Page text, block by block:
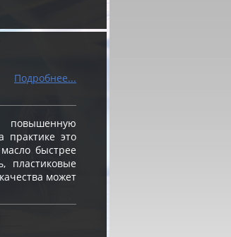
Подробнее...
практике это
быстрее
пластиковые
может